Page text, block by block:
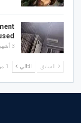
3 أشهر منذ
السابق التالي 1 من 65